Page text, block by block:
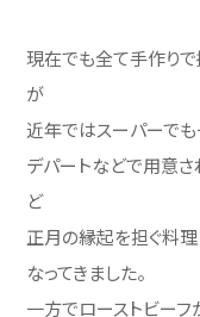
現在でも全て手作り
が
近年ではスーパーでも
デパートなどで用意
ど
正月の縁起を担ぐ料
なってきました。
一方でローストビー